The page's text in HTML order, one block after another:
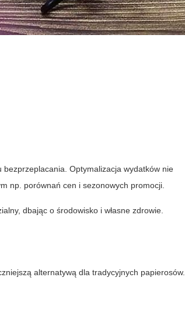
bezprzeplacania. Optymalizacja wydatków nie
np. porównań cen i sezonowych promocji.
dbając o środowisko i własne zdrowie.
alternatywą dla tradycyjnych papierosów.